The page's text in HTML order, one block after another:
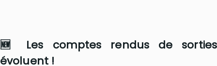
🆕 Les comptes rendus de sorties
évoluent !